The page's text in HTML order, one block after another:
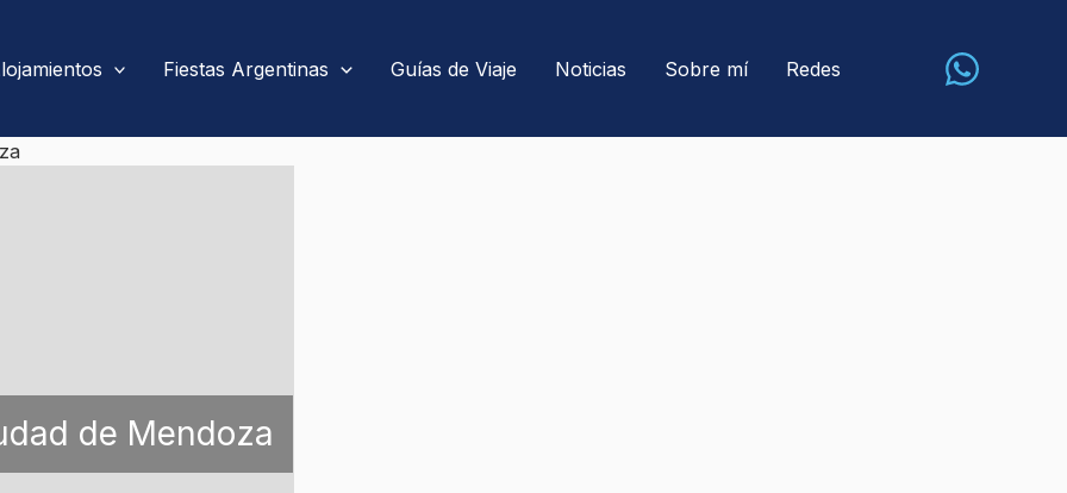
Fiestas Argentinas Guías de Viaje Noticias Sobre mí Redes
de Mendoza